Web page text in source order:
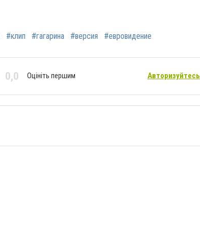
#клип #гагарина #версия #евровидение
0,0 Оцініть першим Авторизуйтесь